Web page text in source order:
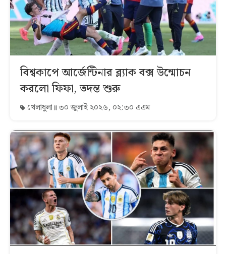
বিশ্বকাপে আর্জেন্টিনার ব্ল্যাক বক্স উন্মোচন
করলো ফিফা, তদন্ত শুরু
খেলাধুলা ৩০ জুলাই ২০২৬, ০২:৩০ এএম